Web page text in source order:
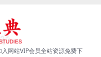
网站VIP会员全站资源免费下